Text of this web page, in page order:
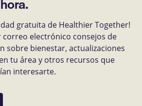
gratuita de Healthier Together!
correo electrónico consejos de
sobre bienestar, actualizaciones
tu área y otros recursos que
interesarte.